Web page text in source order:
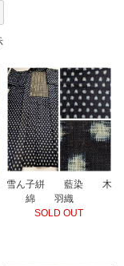
雪ん子絣 藍染 木
綿 羽織
SOLD OUT